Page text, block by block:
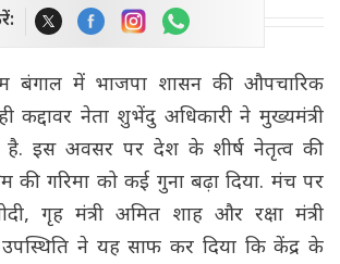
बंगाल में भाजपा शासन की औपचारिक
नेता शुभेंदु अधिकारी ने मुख्यमंत्री
इस अवसर पर देश के शीर्ष नेतृत्व की
की गरिमा को कई गुना बढ़ा दिया. मंच पर
मोदी, गृह मंत्री अमित शाह और रक्षा मंत्री
ने यह साफ कर दिया कि केंद्र के